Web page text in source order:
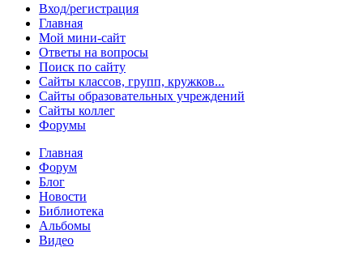
Вход/регистрация
Главная
Мой мини-сайт
Ответы на вопросы
Поиск по сайту
Сайты классов, групп, кружков...
Сайты образовательных учреждений
Сайты коллег
Форумы
Главная
Форум
Блог
Новости
Библиотека
Альбомы
Видео